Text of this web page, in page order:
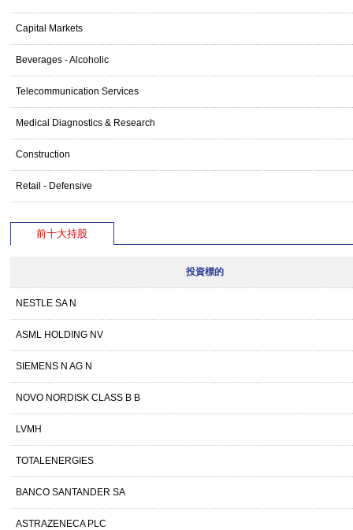
Capital Markets
Beverages - Alcoholic
Telecommunication Services
Medical Diagnostics & Research
Construction
Retail - Defensive
前十大持股
投資標的
NESTLE SA N
ASML HOLDING NV
SIEMENS N AG N
NOVO NORDISK CLASS B B
LVMH
TOTALENERGIES
BANCO SANTANDER SA
ASTRAZENECA PLC